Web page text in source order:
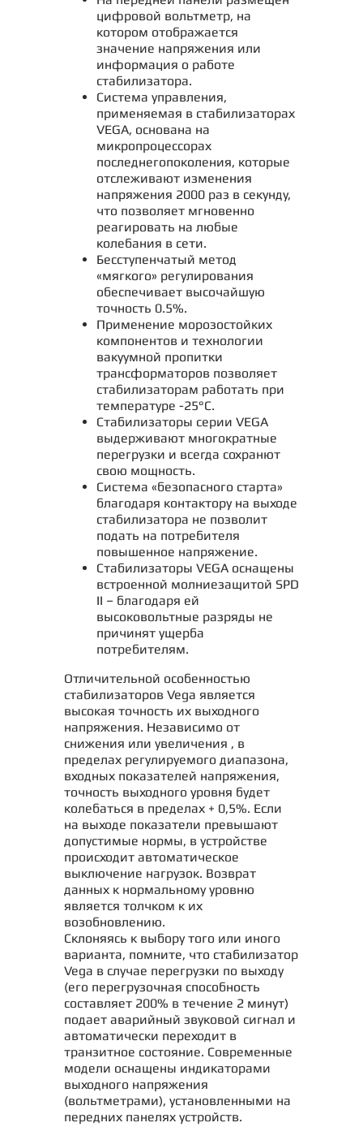
цифровой вольтметр, на
котором отображается
значение напряжения или
информация о работе
стабилизатора.
Система управления,
применяемая в стабилизаторах
VEGA, основана на
микропроцессорах
последнегопоколения, которые
отслеживают изменения
напряжения 2000 раз в секунду,
что позволяет мгновенно
реагировать на любые
колебания в сети.
Бесступенчатый метод
«мягкого» регулирования
обеспечивает высочайшую
точность 0.5%.
Применение морозостойких
компонентов и технологии
вакуумной пропитки
трансформаторов позволяет
стабилизаторам работать при
температуре -25°С.
Стабилизаторы серии VEGA
выдерживают многократные
перегрузки и всегда сохранют
свою мощность.
Система «безопасного старта»
благодаря контактору на выходе
стабилизатора не позволит
подать на потребителя
повышенное напряжение.
Стабилизаторы VEGA оснащены
встроенной молниезащитой SPD
II – благодаря ей
высоковольтные разряды не
причинят ущерба
потребителям.
Отличительной особенностью
стабилизаторов Vega является
высокая точность их выходного
напряжения. Независимо от
снижения или увеличения , в
пределах регулируемого диапазона,
входных показателей напряжения,
точность выходного уровня будет
колебаться в пределах + 0,5%. Если
на выходе показатели превышают
допустимые нормы, в устройстве
происходит автоматическое
выключение нагрузок. Возврат
данных к нормальному уровню
является толчком к их
возобновлению.
Склоняясь к выбору того или иного
варианта, помните, что стабилизатор
Vega в случае перегрузки по выходу
(его перегрузочная способность
составляет 200% в течение 2 минут)
подает аварийный звуковой сигнал и
автоматически переходит в
транзитное состояние. Современные
модели оснащены индикаторами
выходного напряжения
(вольтметрами), установленными на
передних панелях устройств.